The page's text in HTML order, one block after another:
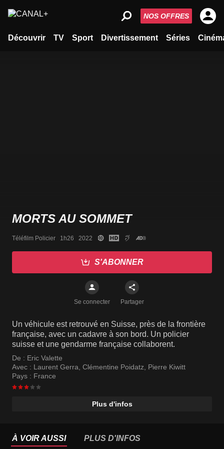
Découvrir TV Sport Divertissement Séries
NOS OFFRES
MORTS AU SOMMET
Téléfilm Policier   1h26   2022
S'ABONNER
Se connecter Partager
Un véhicule est retrouvé en Suisse, près de la frontière
française, avec un cadavre à son bord. Un policier
suisse et une gendarme française collaborent.
De : Eric Valette
Avec : Laurent Gerra Clémentine Poidatz
Pierre Kiwitt
Pays : France
Plus d'infos
À VOIR AUSSI PLUS D'INFOS